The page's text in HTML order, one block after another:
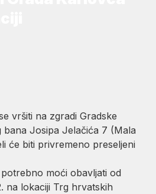
vršiti na zgradi Gradske
bana Josipa Jelačića 7 (Mala
će biti privremeno preseljeni
moći obavljati od
na lokaciji Trg hrvatskih